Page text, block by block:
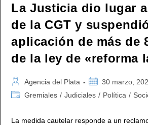
La Justicia dio lugar
de la CGT y
aplicación de más de
de la ley de «reforma
Autor
de
Agencia del Plata
Publicación
30 marzo,
Categoría
Gremiales / Judiciales / Política /
La medida cautelar responde a un